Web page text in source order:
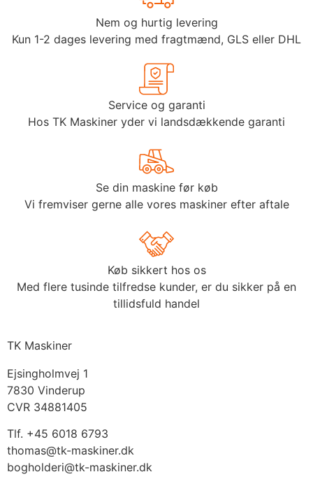
Nem og hurtig levering
Kun 1-2 dages levering med fragtmænd, GLS eller DHL
Service og garanti
Hos TK Maskiner yder vi landsdækkende garanti
Se din maskine før køb
Vi fremviser gerne alle vores maskiner efter aftale
Køb sikkert hos os
Med flere tusinde tilfredse kunder, er du sikker på en
tillidsfuld handel
TK Maskiner
Ejsingholmvej 1
7830 Vinderup
CVR 34881405
​Tlf. +45 6018 6793
thomas@tk-maskiner.dk
bogholderi@tk-maskiner.dk